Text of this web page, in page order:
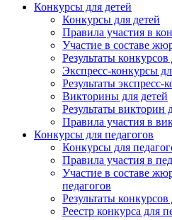
Конкурсы для детей
Конкурсы для детей
Правила участия в
Участие в составе
Результаты
Экспресс-конкурсы
Результаты экспресс-
Викторины для детей
Результаты викторин
Правила участия в
Конкурсы для педагогов
Конкурсы для
Правила участия в
Участие в составе
педагогов
Результаты
Реестр конкурса для